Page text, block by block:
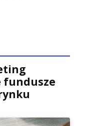
fundusze